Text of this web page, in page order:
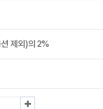
제외)의 2%